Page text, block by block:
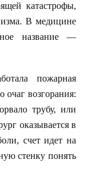
катастрофы,
В медицине
название —
пожарная
очаг возгорания:
трубу, или
оказывается в
счет идет на
стенку понять